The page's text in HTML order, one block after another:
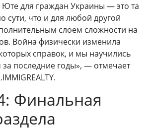
для граждан Украины — это та
сути, что и для любой другой
слоем сложности на
Война физически изменила
справок, и мы научились
за последние годы», — отмечает
Финальная